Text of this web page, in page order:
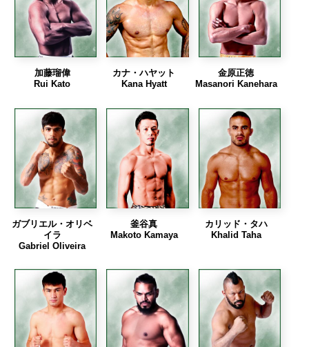
加藤瑠偉
Rui Kato
カナ・ハヤット
Kana Hyatt
金原正徳
Masanori Kanehara
ガブリエル・オリベ
イラ
Gabriel Oliveira
釜谷真
Makoto Kamaya
カリッド・タハ
Khalid Taha